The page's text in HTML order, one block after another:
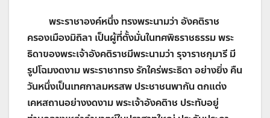
พระราชาองค์หนึ่ง ทรงพระนามว่า อังคติราช
ครองเมืองมิถิลา เป็นผู้ที่ตั้งมั่นในทศพิธราชธรรม พระ
ธิดาของพระเจ้าอังคติราชมีพระนามว่า รุจาราชกุมารี มี
รูปโฉมงดงาม พระราชาทรง รักใคร่พระธิดา อย่างยิ่ง คืน
วันหนึ่งเป็นเทศกาลมหรสพ ประชาชนพากัน ตกแต่ง
เคหสถานอย่างงดงาม พระเจ้าอังคติาช ประทับอยู่